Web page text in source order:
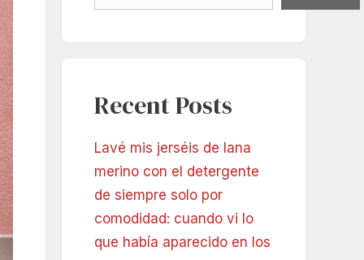
Recent Posts
Lavé mis jerséis de lana
merino con el detergente
de siempre solo por
comodidad: cuando vi lo
que había aparecido en los